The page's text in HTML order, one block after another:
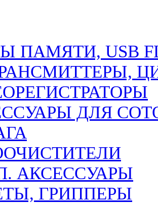
ПАМЯТИ, USB
ДЛЯ
АКСЕССУАРЫ
ГРИППЕРЫ